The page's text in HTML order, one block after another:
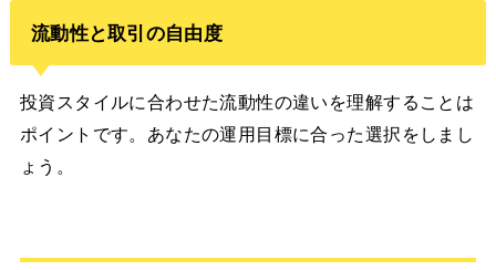
流動性と取引の自由度
投資スタイルに合わせた流動性の違いを理解することは
ポイントです。あなたの運用目標に合った選択をしまし
ょう。